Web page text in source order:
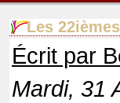
Les
Écrit par
Mardi, 31